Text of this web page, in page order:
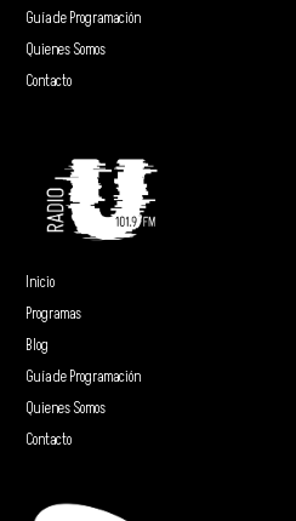
Guía de Programación
Quienes Somos
Contacto
Inicio
Programas
Blog
Guía de Programación
Quienes Somos
Contacto